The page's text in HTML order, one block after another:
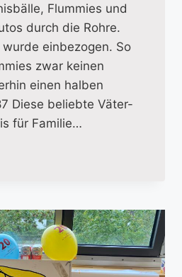
Flummies und
durch die Rohre.
einbezogen. So
zwar keinen
einen halben
Diese beliebte Väter-
für Familie…